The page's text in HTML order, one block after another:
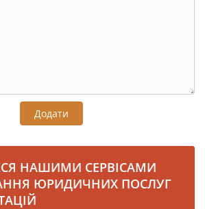
Додати
НАШИМИ СЕРВІСАМИ
ЮРИДИЧНИХ ПОСЛУГ